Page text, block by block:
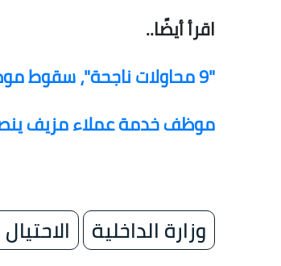
اقرأ أيضًا..
"9 محاولات ناجحة"، سقوط موظف خدمة العملاء المزيف في المنيا
موظف خدمة عملاء مزيف
وزارة الداخلية